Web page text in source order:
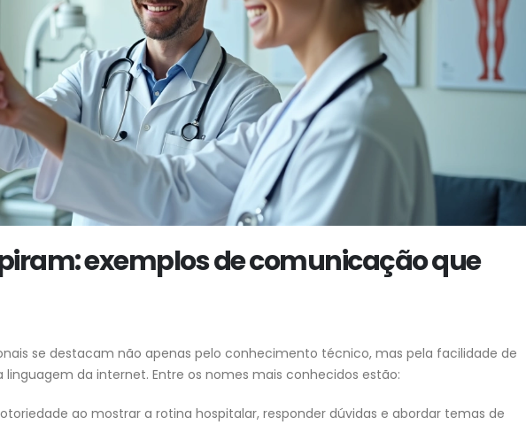
exemplos de comunicação que
se destacam não apenas pelo conhecimento técnico, mas pela facilidade de
da internet. Entre os nomes mais conhecidos estão:
ao mostrar a rotina hospitalar, responder dúvidas e abordar temas de